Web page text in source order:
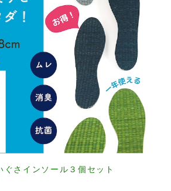
ぐさインソール３個セット